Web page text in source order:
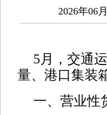
2026年06
5月，交通
量、港口集装
一、营业性